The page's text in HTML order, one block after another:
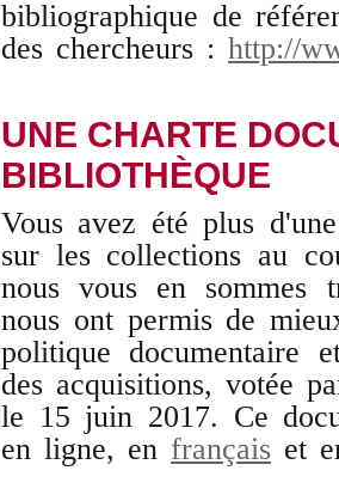
bibliographique de
des chercheurs : http://
UNE CHARTE
BIBLIOTHÈQUE
Vous avez été plus
sur les collections au
nous vous en sommes
nous ont permis de
politique documentaire
des acquisitions, votée
le 15 juin 2017. Ce
en ligne, en français et